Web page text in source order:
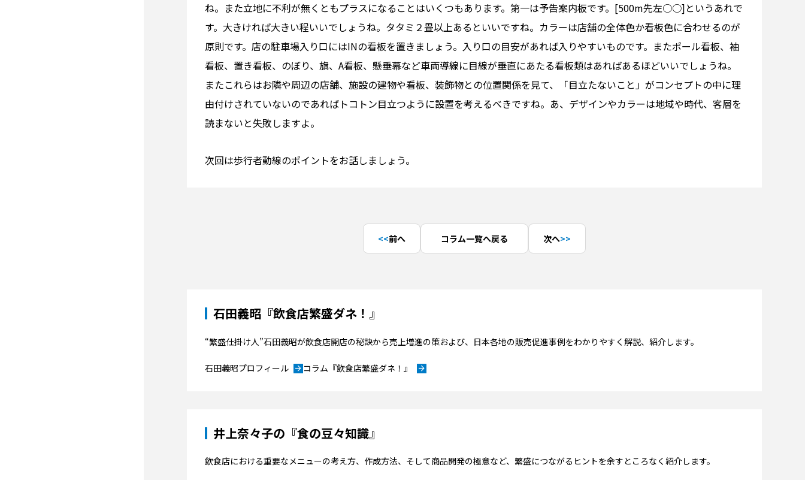
ね。また立地に不利が無くともプラスになることはいくつもあります。第一は予告案内板です。[500m先左○○]というあれで
す。大きければ大きい程いいでしょうね。タタミ２畳以上あるといいですね。カラーは店舗の全体色か看板色に合わせるのが
原則です。店の駐車場入り口にはINの看板を置きましょう。入り口の目安があれば入りやすいものです。またポール看板、袖
看板、置き看板、のぼり、旗、A看板、懸垂幕など車両導線に目線が垂直にあたる看板類はあればあるほどいいでしょうね。
またこれらはお隣や周辺の店舗、施設の建物や看板、装飾物との位置関係を見て、「目立たないこと」がコンセプトの中に理
由付けされていないのであればトコトン目立つように設置を考えるべきですね。あ、デザインやカラーは地域や時代、客層を
読まないと失敗しますよ。
次回は歩行者動線のポイントをお話しましょう。
前へ コラム一覧へ戻る 次へ
石田義昭『飲食店繁盛ダネ！』
“繁盛仕掛け人”石田義昭が飲食店開店の秘訣から売上増進の策および、日本各地の販売促進事例をわかりやすく解説、紹介します。
石田義昭プロフィール arrow_forward コラム『飲食店繁盛ダネ！』 arrow_forward
井上奈々子の『食の豆々知識』
飲食店における重要なメニューの考え方、作成方法、そして商品開発の極意など、繁盛につながるヒントを余すところなく紹介します。